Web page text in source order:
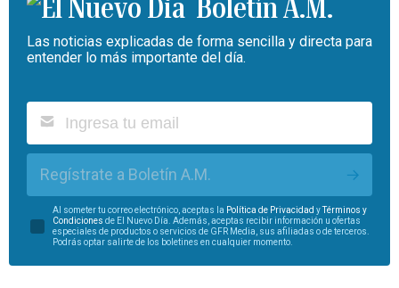
Boletín A.M.
Las noticias explicadas de forma sencilla y directa para
entender lo más importante del día.
Regístrate a Boletín A.M.
Al someter tu correo electrónico, aceptas la Política de Privacidad yTérminos y
Condiciones de El Nuevo Día. Además, aceptas recibir información u ofertas
especiales de productos o servicios de GFR Media, sus afiliadas o de terceros.
Podrás optar salirte de los boletines en cualquier momento.